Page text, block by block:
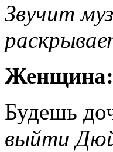
Звучит
Женщина:
Будешь
выйти